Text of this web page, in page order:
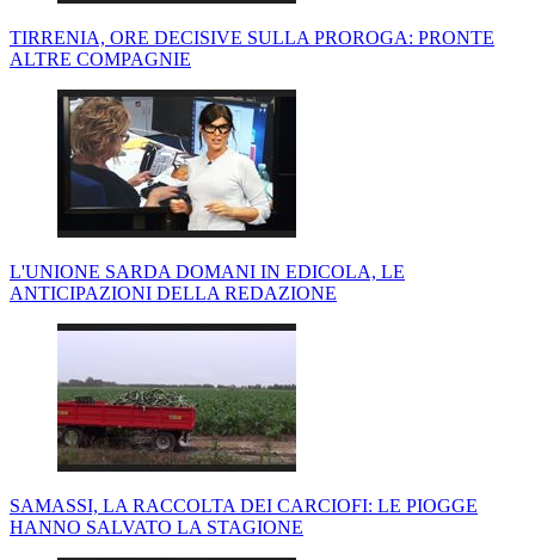
TIRRENIA, ORE DECISIVE SULLA PROROGA: PRONTE
ALTRE COMPAGNIE
L'UNIONE SARDA DOMANI IN EDICOLA, LE
ANTICIPAZIONI DELLA REDAZIONE
SAMASSI, LA RACCOLTA DEI CARCIOFI: LE PIOGGE
HANNO SALVATO LA STAGIONE